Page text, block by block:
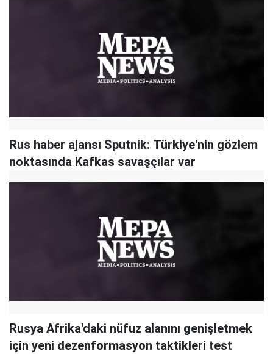
Rus haber ajansı Sputnik: Türkiye'nin gözlem
noktasında Kafkas savaşçılar var
Rusya Afrika'daki nüfuz alanını genişletmek
için yeni dezenformasyon taktikleri test